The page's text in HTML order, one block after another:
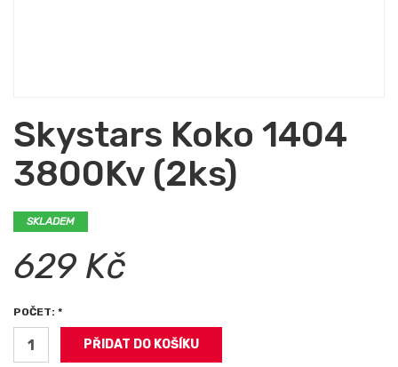
Skystars Koko 1404
3800Kv (2ks)
SKLADEM
629 Kč
POČET: *